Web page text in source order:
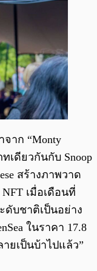
จาก “Monty
เดียวกันกับ Snoop
สร้างภาพวาด
เมื่อเดือนที่
บชาติเป็นอย่าง
ในราคา 17.8
ยเป็นบ้าไปแล้ว”